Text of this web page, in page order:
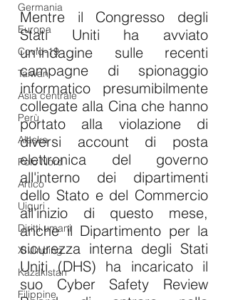
Germania
Europa
Covid-19
Taiwan
Asia centrale
Perù
Alaska
Polo Nord
Artico
Uiguri
Diritti umani
Xi Jinping
Kazakistan
Filippine
Mentre il Congresso degli
Stati Uniti ha avviato
un'indagine sulle recenti
campagne di spionaggio
informatico presumibilmente
collegate alla Cina che hanno
portato alla violazione di
diversi account di posta
elettronica del governo
all'interno dei dipartimenti
dello Stato e del Commercio
all'inizio di questo mese,
anche il Dipartimento per la
sicurezza interna degli Stati
Uniti (DHS) ha incaricato il
suo Cyber Safety Review